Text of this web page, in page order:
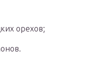
орехов;